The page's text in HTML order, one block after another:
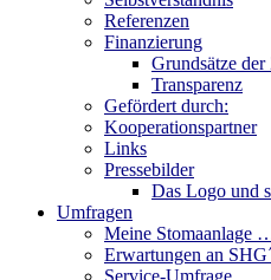
Referenzen
Finanzierung
Grundsätze
Transparenz
Gefördert durch:
Kooperationspartner
Links
Pressebilder
Das Logo und
Umfragen
Meine Stomaanlage
Erwartungen an
Service-Umfrage